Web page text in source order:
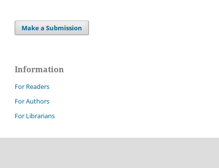
Make a Submission
Information
For Readers
For Authors
For Librarians